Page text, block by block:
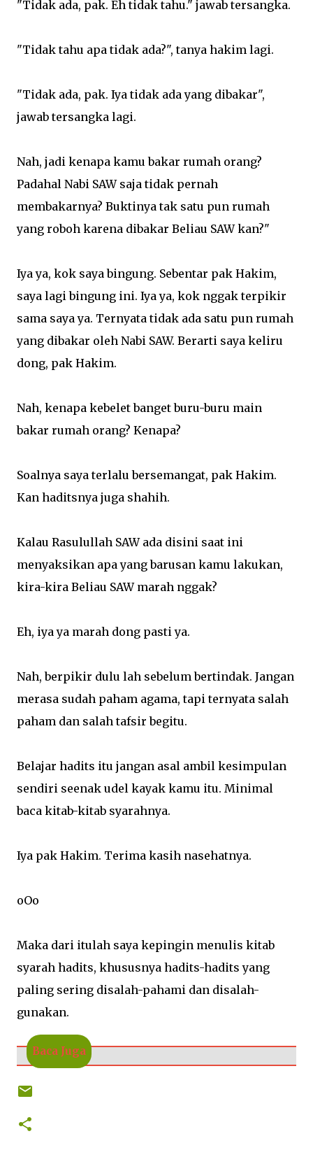
"Tidak ada, pak. Eh tidak tahu." jawab tersangka.
"Tidak tahu apa tidak ada?", tanya hakim lagi.
"Tidak ada, pak. Iya tidak ada yang dibakar",
jawab tersangka lagi.
Nah, jadi kenapa kamu bakar rumah orang?
Padahal Nabi SAW saja tidak pernah
membakarnya? Buktinya tak satu pun rumah
yang roboh karena dibakar Beliau SAW kan?"
Iya ya, kok saya bingung. Sebentar pak Hakim,
saya lagi bingung ini. Iya ya, kok nggak terpikir
sama saya ya. Ternyata tidak ada satu pun rumah
yang dibakar oleh Nabi SAW. Berarti saya keliru
dong, pak Hakim.
Nah, kenapa kebelet banget buru-buru main
bakar rumah orang? Kenapa?
Soalnya saya terlalu bersemangat, pak Hakim.
Kan haditsnya juga shahih.
Kalau Rasulullah SAW ada disini saat ini
menyaksikan apa yang barusan kamu lakukan,
kira-kira Beliau SAW marah nggak?
Eh, iya ya marah dong pasti ya.
Nah, berpikir dulu lah sebelum bertindak. Jangan
merasa sudah paham agama, tapi ternyata salah
paham dan salah tafsir begitu.
Belajar hadits itu jangan asal ambil kesimpulan
sendiri seenak udel kayak kamu itu. Minimal
baca kitab-kitab syarahnya.
Iya pak Hakim. Terima kasih nasehatnya.
oOo
Maka dari itulah saya kepingin menulis kitab
syarah hadits, khususnya hadits-hadits yang
paling sering disalah-pahami dan disalah-
gunakan.
Baca Juga